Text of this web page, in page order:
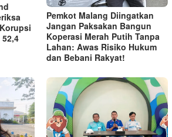
Pemkot Malang Diingatkan
Jangan Paksakan Bangun
Koperasi Merah Putih Tanpa
Lahan: Awas Risiko Hukum
dan Bebani Rakyat!